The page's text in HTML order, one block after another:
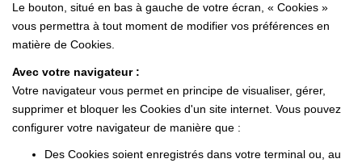
Le bouton, situé en bas à gauche de votre écran, « Cookies »
vous permettra à tout moment de modifier vos préférences en
matière de Cookies.
Avec votre navigateur :
Votre navigateur vous permet en principe de visualiser, gérer,
supprimer et bloquer les Cookies d'un site internet. Vous pouvez
configurer votre navigateur de manière que :
Des Cookies soient enregistrés dans votre terminal ou, au